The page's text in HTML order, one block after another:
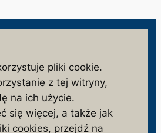
niezgodne z interesem
polskiego
pliki cookie.
z tej witryny,
na ich użycie.
się więcej, a także jak
cookies, przejdź na